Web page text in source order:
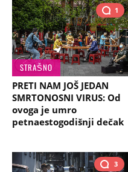
1
STRAŠNO
PRETI NAM JOŠ JEDAN
SMRTONOSNI VIRUS: Od
ovoga je umro
petnaestogodišnji dečak
3